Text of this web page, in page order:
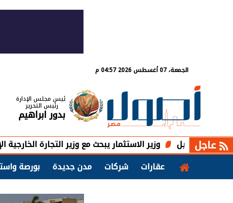
الجمعة، 07 أغسطس 2026 04:57 م
رئيس مجلس الإدارة
رئيس التحرير
بدور ابراهيم
عاجل
وزير الاستثمار يبحث مع وزير التجارة الخارجية الإماراتي فرصًا
عقارات
شركات مدن جديدة بورصة